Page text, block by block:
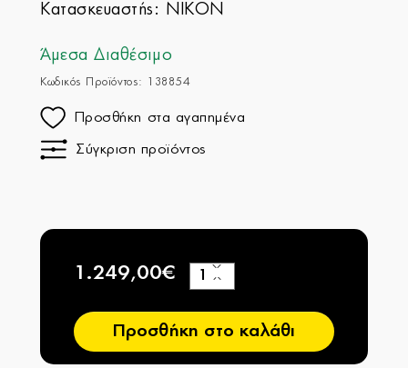
Κατασκευαστής: NIKON
Άμεσα Διαθέσιμο
Κωδικός Προϊόντος: 138854
Προσθήκη στα αγαπημένα
Σύγκριση προϊόντος
1.249,00€
−
+
Προσθήκη στο καλάθι